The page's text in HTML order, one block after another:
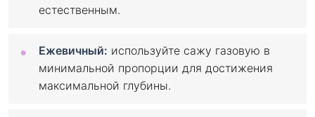
естественным.
Ежевичный: используйте сажу газовую в
минимальной пропорции для достижения
максимальной глубины.